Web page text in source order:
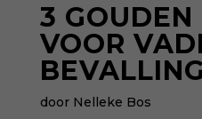
3 GOUDEN
VOOR
BEVALLING
door Nelleke Bos